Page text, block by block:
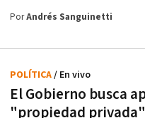
PorAndrés Sanguinetti
El Gobierno busca
"propiedad
POLÍTICA/ En vivo